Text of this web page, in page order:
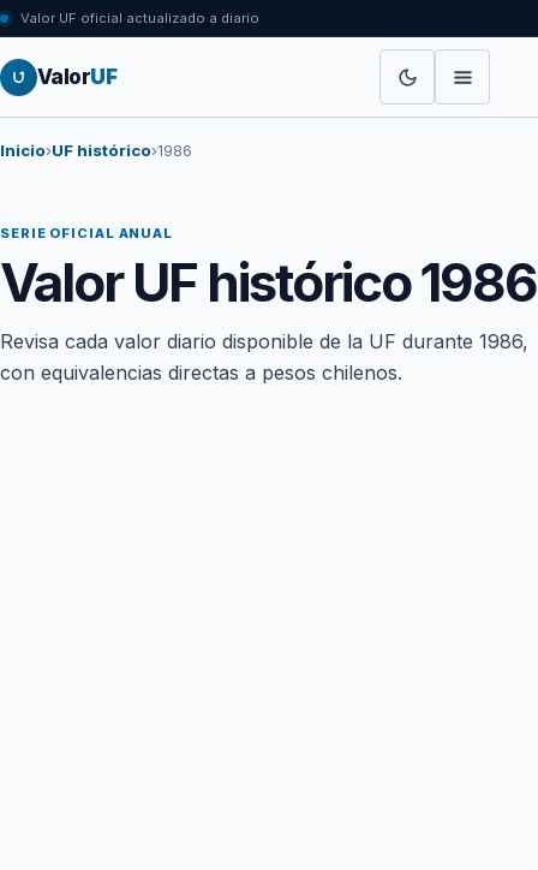
Valor UF oficial actualizado a diario
ValorUF
Inicio›UF histórico›1986
SERIE OFICIAL ANUAL
Valor UF histórico 1986
Revisa cada valor diario disponible de la UF durante 1986,
con equivalencias directas a pesos chilenos.